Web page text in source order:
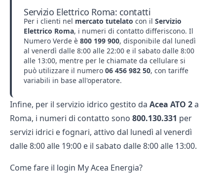
Servizio Elettrico Roma: contatti
Per i clienti nel mercato tutelato con il Servizio
Elettrico Roma, i numeri di contatto differiscono. Il
Numero Verde è 800 199 900, disponibile dal lunedì
al venerdì dalle 8:00 alle 22:00 e il sabato dalle 8:00
alle 13:00, mentre per le chiamate da cellulare si
può utilizzare il numero 06 456 982 50, con tariffe
variabili in base all'operatore.
Infine, per il servizio idrico gestito da Acea ATO 2a
Roma, i numeri di contatto sono 800.130.331 per
servizi idrici e fognari, attivo dal lunedì al venerdì
dalle 8:00 alle 19:00 e il sabato dalle 8:00 alle 13:00.
Come fare il login My Acea Energia?